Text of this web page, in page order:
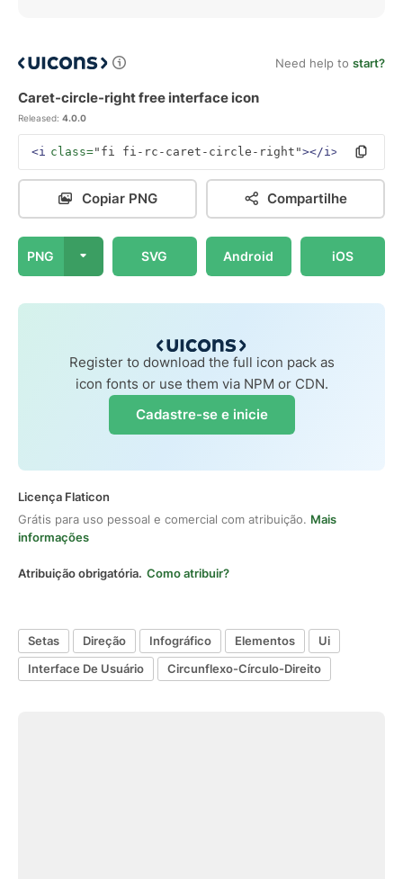
Need help to start?
Caret-circle-right free interface icon
Released: 4.0.0
<i class="fi fi-rc-caret-circle-right"></i>
Copiar PNG Compartilhe
PNG SVG Android iOS
Register to download the full icon pack as
icon fonts or use them via NPM or CDN.
Cadastre-se e inicie
Licença Flaticon
Grátis para uso pessoal e comercial com atribuição. Mais
informações
Atribuição obrigatória. Como atribuir?
Setas Direção Infográfico Elementos
Ui
Interface De Usuário
Circunflexo-Círculo-Direito